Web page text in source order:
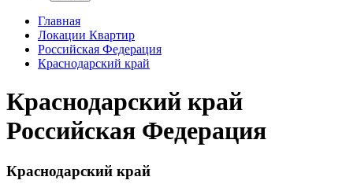
Главная
Локации Квартир
Российская Федерация
Краснодарский край
Краснодарский край
Российская Федерация
Краснодарский край